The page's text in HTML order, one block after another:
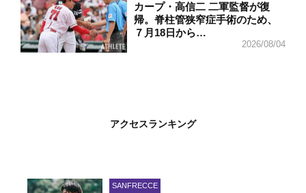
カープ・高信二 二軍監督が復
帰。脊柱管狭窄症手術のため、
７月18日から…
2026/08/04
アクセスランキング
SANFRECCE